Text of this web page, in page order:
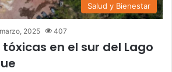
Salud y Bienestar
2025 407
en el sur del Lago